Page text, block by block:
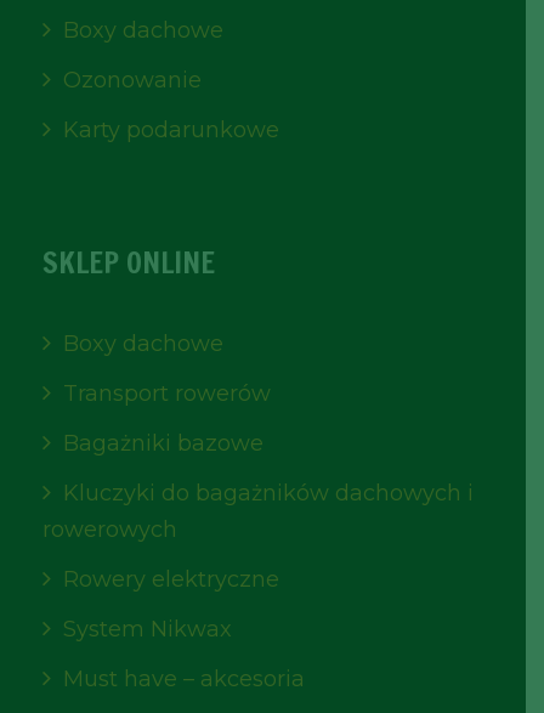
Boxy dachowe
Ozonowanie
Karty podarunkowe
SKLEP ONLINE
Boxy dachowe
Transport rowerów
Bagażniki bazowe
Kluczyki do bagażników dachowych i
rowerowych
Rowery elektryczne
System Nikwax
Must have – akcesoria